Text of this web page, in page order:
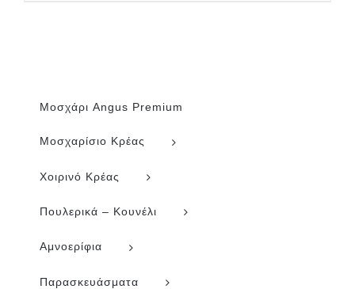
Μοσχάρι Angus Premium
Μοσχαρίσιο Κρέας
Χοιρινό Κρέας
Πουλερικά – Κουνέλι
Αμνοερίφια
Παρασκευάσματα